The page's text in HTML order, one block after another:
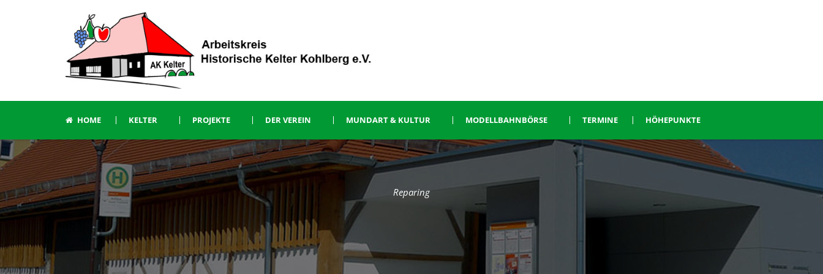
HOME KELTER PROJEKTE DER VEREIN MUNDART & KULTUR MODELLBAHNBÖRSE TERMINE HÖHEPUNKTE
Reparing